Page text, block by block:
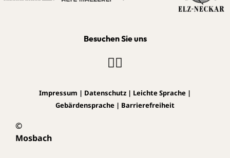
Besuchen Sie uns
©
Mosbach
Impressum | Datenschutz | Leichte Sprache |
Gebärdensprache | Barrierefreiheit